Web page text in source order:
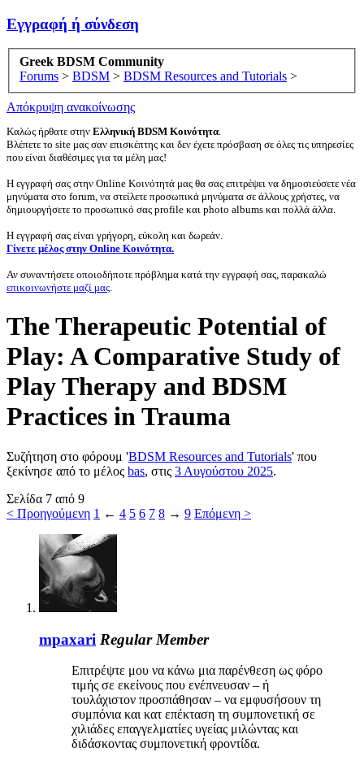
Εγγραφή ή σύνδεση
Greek BDSM Community
Forums > BDSM > BDSM Resources and Tutorials >
Απόκρυψη ανακοίνωσης
Καλώς ήρθατε στην Ελληνική BDSM Κοινότητα.
Βλέπετε το site μας σαν επισκέπτης και δεν έχετε πρόσβαση σε όλες τις υπηρεσίες
που είναι διαθέσιμες για τα μέλη μας!
Η εγγραφή σας στην Online Κοινότητά μας θα σας επιτρέψει να δημοσιεύσετε νέα
μηνύματα στο forum, να στείλετε προσωπικά μηνύματα σε άλλους χρήστες, να
δημιουργήσετε το προσωπικό σας profile και photo albums και πολλά άλλα.
Η εγγραφή σας είναι γρήγορη, εύκολη και δωρεάν.
Γίνετε μέλος στην Online Κοινότητα.
Αν συναντήσετε οποιοδήποτε πρόβλημα κατά την εγγραφή σας, παρακαλώ
επικοινωνήστε μαζί μας.
The Therapeutic Potential of
Play: A Comparative Study of
Play Therapy and BDSM
Practices in Trauma
Συζήτηση στο φόρουμ 'BDSM Resources and Tutorials' που
ξεκίνησε από το μέλος bas, στις 3 Αυγούστου 2025.
Σελίδα 7 από 9
< Προηγούμενη 1 ← 4 5 6 7 8 → 9 Επόμενη >
mpaxari Regular Member
Επιτρέψτε μου να κάνω μια παρένθεση ως φόρο
τιμής σε εκείνους που ενέπνευσαν – ή
τουλάχιστον προσπάθησαν – να εμφυσήσουν τη
συμπόνια και κατ επέκταση τη συμπονετική σε
χιλιάδες επαγγελματίες υγείας μιλώντας και
διδάσκοντας συμπονετική φροντίδα.